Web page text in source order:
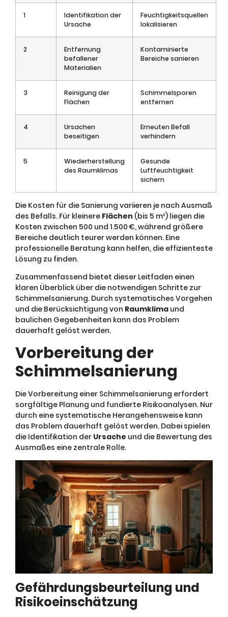
1
Identifikation der
Ursache
Feuchtigkeitsquellen
lokalisieren
2
Entfernung
befallener
Materialien
Kontaminierte
Bereiche sanieren
3
Reinigung der
Flächen
Schimmelsporen
entfernen
4
Ursachen
beseitigen
Erneuten Befall
verhindern
5
Wiederherstellung
des Raumklimas
Gesunde
Luftfeuchtigkeit
sichern
Die Kosten für die Sanierung variieren je nach Ausmaß
des Befalls. Für kleinere Flächen (bis 5 m²) liegen die
Kosten zwischen 500 und 1.500 €, während größere
Bereiche deutlich teurer werden können. Eine
professionelle Beratung kann helfen, die effizienteste
Lösung zu finden.
Zusammenfassend bietet dieser Leitfaden einen
klaren Überblick über die notwendigen Schritte zur
Schimmelsanierung. Durch systematisches Vorgehen
und die Berücksichtigung von Raumklima und
baulichen Gegebenheiten kann das Problem
dauerhaft gelöst werden.
Vorbereitung der
Schimmelsanierung
Die Vorbereitung einer Schimmelsanierung erfordert
sorgfältige Planung und fundierte Risikoanalysen. Nur
durch eine systematische Herangehensweise kann
das Problem dauerhaft gelöst werden. Dabei spielen
die Identifikation der Ursache und die Bewertung des
Ausmaßes eine zentrale Rolle.
Gefährdungsbeurteilung und
Risikoeinschätzung